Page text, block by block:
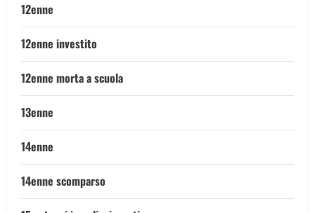
12enne
12enne investito
12enne morta a scuola
13enne
14enne
14enne scomparso